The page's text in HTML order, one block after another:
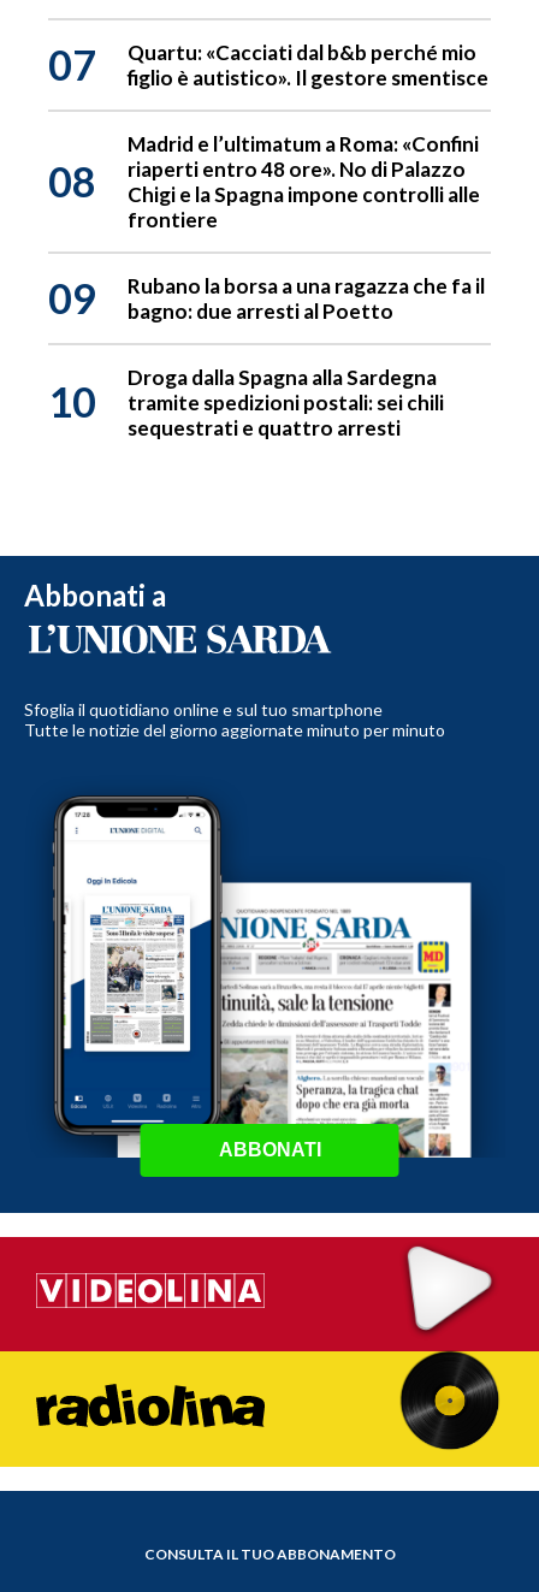
07
Quartu: «Cacciati dal b&b perché mio
figlio è autistico». Il gestore smentisce
08
Madrid e l’ultimatum a Roma: «Confini
riaperti entro 48 ore». No di Palazzo
Chigi e la Spagna impone controlli alle
frontiere
09
Rubano la borsa a una ragazza che fa il
bagno: due arresti al Poetto
10
Droga dalla Spagna alla Sardegna
tramite spedizioni postali: sei chili
sequestrati e quattro arresti
Abbonati a
Sfoglia il quotidiano online e sul tuo smartphone
Tutte le notizie del giorno aggiornate minuto per minuto
ABBONATI
CONSULTA IL TUO ABBONAMENTO